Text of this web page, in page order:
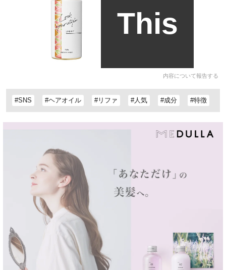
This
内容について報告する
#SNS #ヘアオイル #リファ #人気 #成分 #特徴